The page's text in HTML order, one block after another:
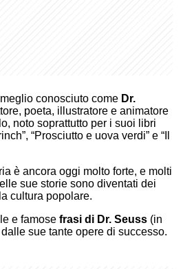
conosciuto come Dr.
poeta, illustratore e animatore
noto soprattutto per i suoi libri
“Prosciutto e uova verdi” e “Il
è ancora oggi molto forte, e molti
sue storie sono diventati dei
cultura popolare.
e famose frasi di Dr. Seuss (in
sue tante opere di successo.